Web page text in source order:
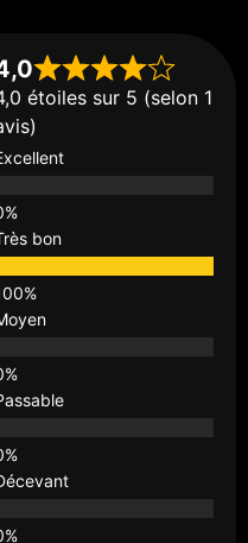
étoiles sur 5 (selon 1
bon